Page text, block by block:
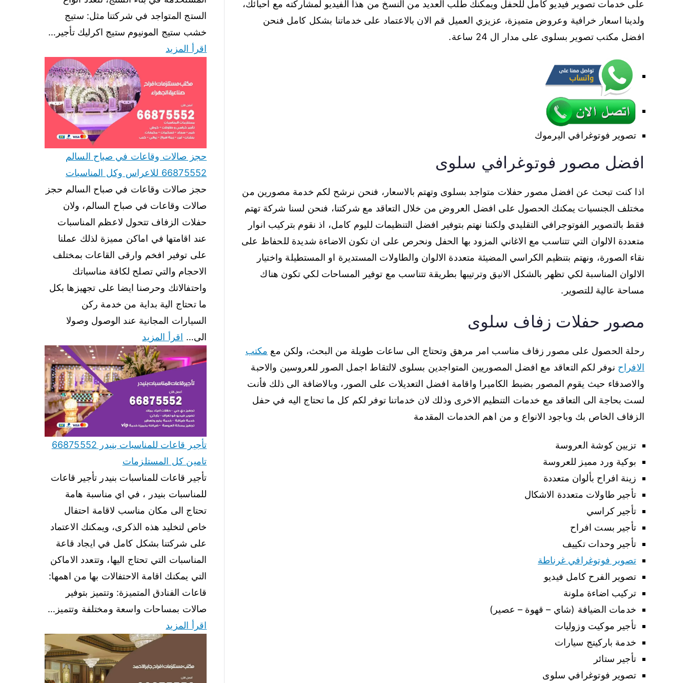
على خدمات تصوير فيديو كامل للحفل ويمكنك طلب العديد من النسخ من هذا الفيديو لمشاركته مع احبائك،
ولدينا اسعار خرافية وعروض متميزة، عزيزي العميل قم الان بالاعتماد على خدماتنا بشكل كامل فنحن
افضل مكتب تصوير بسلوى على مدار ال 24 ساعة.
تصوير فوتوغرافي اليرموك
افضل مصور فوتوغرافي سلوى
اذا كنت تبحث عن افضل مصور حفلات متواجد بسلوى وتهتم بالاسعار، فنحن نرشح لكم خدمة مصورين من
مختلف الجنسيات يمكنك الحصول على افضل العروض من خلال التعاقد مع شركتنا، فنحن لسنا شركة تهتم
فقط بالتصوير الفوتوجرافي التقليدي ولكننا نهتم بتوفير افضل التنظيمات لليوم كامل، اذ نقوم بتركيب انوار
متعددة الالوان التي تتناسب مع الاغاني المزود بها الحفل ونحرص على ان تكون الاضاءة شديدة للحفاظ على
نقاء الصورة، ونهتم بتنظيم الكراسي المضيئة متعددة الالوان والطاولات المستديرة او المستطيلة واختيار
الالوان المناسبة لكي تظهر بالشكل الانيق وترتيبها بطريقة تتناسب مع توفير المساحات لكي تكون هناك
مساحة عالية للتصوير.
مصور حفلات زفاف سلوى
رحلة الحصول على مصور زفاف مناسب امر مرهق وتحتاج الى ساعات طويلة من البحث، ولكن مع مكتب
الافراح نوفر لكم التعاقد مع افضل المصوريين المتواجدين بسلوى لالتقاط اجمل الصور للعروسين والاحبة
والاصدقاء حيث يقوم المصور بضبط الكاميرا واقامة افضل التعديلات على الصور، وبالاضافة الى ذلك فأنت
لست بحاجة الى التعاقد مع خدمات التنظيم الاخرى وذلك لان خدماتنا توفر لكم كل ما تحتاج اليه في حفل
الزفاف الخاص بك وباجود الانواع و من اهم الخدمات المقدمة
تزيين كوشة العروسة
بوكية ورد مميز للعروسة
زينة افراح بألوان متعددة
تأجير طاولات متعددة الاشكال
تأجير كراسي
تأجير بست افراح
تأجير وحدات تكييف
تصوير فوتوغرافي غرناطة
تصوير الفرح كامل فيديو
تركيب اضاءة ملونة
خدمات الضيافة (شاي – قهوة – عصير)
تأجير موكيت وزوليات
خدمة باركينج سيارات
تأجير ستائر
تصوير فوتوغرافي سلوى
الستج المتواجد في شركتنا مثل: ستيج
خشب ستيج المونيوم ستيج اكرليك تأجير…
اقرأ المزيد
حجز صالات وقاعات في صباح السالم
66875552 للاعراس وكل المناسبات
حجز صالات وقاعات في صباح السالم حجز
صالات وقاعات في صباح السالم، ولان
حفلات الزفاف تتحول لاعظم المناسبات
عند اقامتها في اماكن مميزة لذلك عملنا
على توفير افخم وارقى القاعات بمختلف
الاحجام والتي تصلح لكافة مناسباتك
واحتفالاتك وحرصنا ايضا على تجهيزها بكل
ما تحتاج الية بداية من خدمة ركن
السيارات المجانية عند الوصول وصولا
الى… اقرأ المزيد
تأجير قاعات للمناسبات بنيدر 66875552
تامين كل المستلزمات
تأجير قاعات للمناسبات بنيدر تأجير قاعات
للمناسبات بنيدر ، في اي مناسبة هامة
تحتاج الى مكان مناسب لاقامة احتفال
خاص لتخليد هذه الذكرى، ويمكنك الاعتماد
على شركتنا بشكل كامل في ايجاد قاعة
المناسبات التي تحتاج اليها، وتتعدد الاماكن
التي يمكنك اقامة الاحتفالات بها من اهمها:
قاعات الفنادق المتميزة: وتتميز بتوفير
صالات بمساحات واسعة ومختلفة وتتميز…
اقرأ المزيد